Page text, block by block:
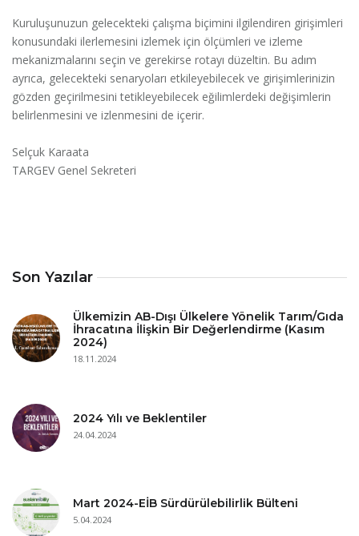
Son Yazılar
Ülkemizin AB-Dışı Ülkelere Yönelik Tarım/Gıda
İhracatına İlişkin Bir Değerlendirme (Kasım
2024)
18.11.2024
2024 Yılı ve Beklentiler
24.04.2024
Mart 2024-EİB Sürdürülebilirlik Bülteni
5.04.2024
Kuruluşunuzun gelecekteki çalışma biçimini ilgilendiren girişimleri
konusundaki ilerlemesini izlemek için ölçümleri ve izleme
mekanizmalarını seçin ve gerekirse rotayı düzeltin. Bu adım
ayrıca, gelecekteki senaryoları etkileyebilecek ve girişimlerinizin
gözden geçirilmesini tetikleyebilecek eğilimlerdeki değişimlerin
belirlenmesini ve izlenmesini de içerir.
Selçuk Karaata
TARGEV Genel Sekreteri